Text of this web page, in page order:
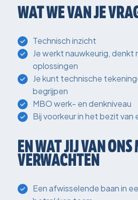
WAT WE VAN JE
Technisch inzicht
Je werkt nauwkeurig, denkt
oplossingen
Je kunt technische
begrijpen
MBO werk- en denkniveau
Bij voorkeur in het bezit van
EN WAT JIJ VAN ONS
VERWACHTEN
Een afwisselende baan in